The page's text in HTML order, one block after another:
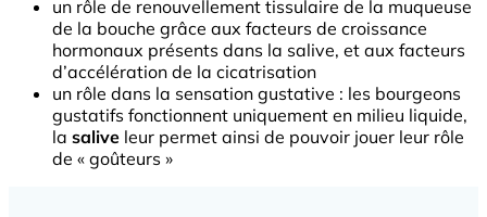
un rôle de renouvellement tissulaire de la muqueuse
de la bouche grâce aux facteurs de croissance
hormonaux présents dans la salive, et aux facteurs
d’accélération de la cicatrisation
un rôle dans la sensation gustative : les bourgeons
gustatifs fonctionnent uniquement en milieu liquide,
la salive leur permet ainsi de pouvoir jouer leur rôle
de « goûteurs »